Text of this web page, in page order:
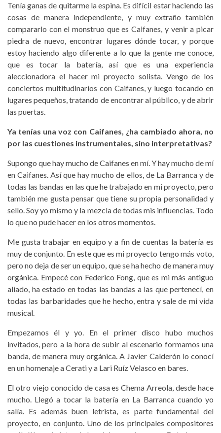
Tenía ganas de quitarme la espina. Es difícil estar haciendo las
cosas de manera independiente, y muy extraño también
compararlo con el monstruo que es Caifanes, y venir a picar
piedra de nuevo, encontrar lugares dónde tocar, y porque
estoy haciendo algo diferente a lo que la gente me conoce,
que es tocar la batería, así que es una experiencia
aleccionadora el hacer mi proyecto solista. Vengo de los
conciertos multitudinarios con Caifanes, y luego tocando en
lugares pequeños, tratando de encontrar al público, y de abrir
las puertas.
Ya tenías una voz con Caifanes, ¿ha cambiado ahora, no
por las cuestiones instrumentales, sino interpretativas?
Supongo que hay mucho de Caifanes en mí. Y hay mucho de mí
en Caifanes. Así que hay mucho de ellos, de La Barranca y de
todas las bandas en las que he trabajado en mi proyecto, pero
también me gusta pensar que tiene su propia personalidad y
sello. Soy yo mismo y la mezcla de todas mis influencias. Todo
lo que no pude hacer en los otros momentos.
Me gusta trabajar en equipo y a fin de cuentas la batería es
muy de conjunto. En este que es mi proyecto tengo más voto,
pero no deja de ser un equipo, que se ha hecho de manera muy
orgánica. Empecé con Federico Fong, que es mi más antiguo
aliado, ha estado en todas las bandas a las que pertenecí, en
todas las barbaridades que he hecho, entra y sale de mi vida
musical.
Empezamos él y yo. En el primer disco hubo muchos
invitados, pero a la hora de subir al escenario formamos una
banda, de manera muy orgánica. A Javier Calderón lo conocí
en un homenaje a Cerati y a Lari Ruíz Velasco en bares.
El otro viejo conocido de casa es Chema Arreola, desde hace
mucho. Llegó a tocar la batería en La Barranca cuando yo
salía. Es además buen letrista, es parte fundamental del
proyecto, en conjunto. Uno de los principales compositores